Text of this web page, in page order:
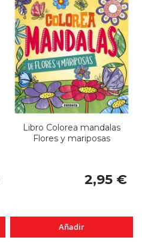
Libro Colorea mandalas
Flores y mariposas
2,95 €
Añadir